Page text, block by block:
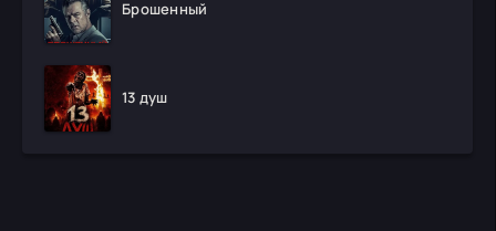
Брошенный
13 душ